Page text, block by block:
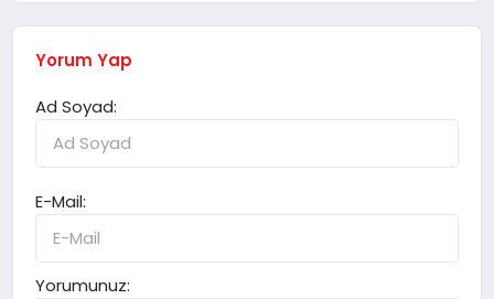
Yorum Yap
Ad Soyad:
E-Mail:
Yorumunuz: